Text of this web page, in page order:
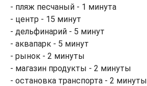
- пляж песчаный - 1 минута
- центр - 15 минут
- дельфинарий - 5 минут
- аквапарк - 5 минут
- рынок - 2 минуты
- магазин продукты - 2 минуты
- остановка транспорта - 2 минуты